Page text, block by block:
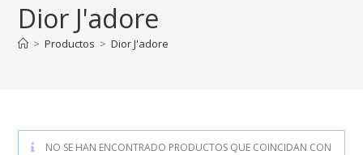
Dior J'adore
> Productos > Dior J'adore
NO SE HAN ENCONTRADO PRODUCTOS QUE COINCIDAN CON